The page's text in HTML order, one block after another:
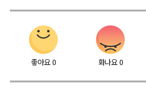
좋아요0 화나요0